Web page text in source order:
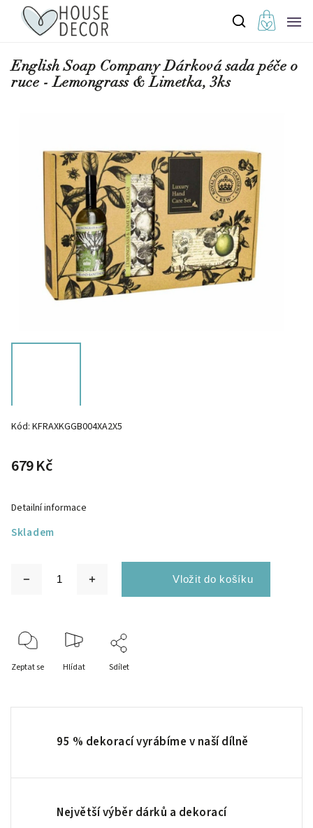
English Soap Company Dárková sada péče o
ruce - Lemongrass & Limetka, 3ks
Kód: KFRAXKGGB004XA2X5
679 Kč
Skladem
Detailní informace
Zeptat se Hlídat Sdílet
95 % dekorací vyrábíme v naší dílně
Největší výběr dárků a dekorací